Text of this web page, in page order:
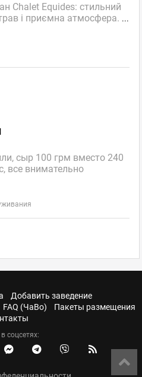
Chalet Equides: стильний
і приємна атмосфера. ...
сыр 100 грм вместо 240
все внимательно
Добавить заведение
FAQ (ЧаВо)
Пакеты размещения
соцсетях: